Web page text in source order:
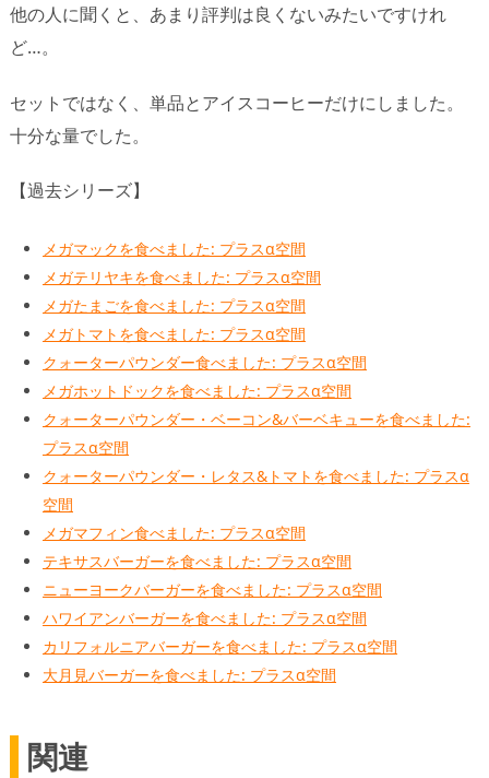
他の人に聞くと、あまり評判は良くないみたいですけれ
ど…。
セットではなく、単品とアイスコーヒーだけにしました。
十分な量でした。
【過去シリーズ】
メガマックを食べました: プラスα空間
メガテリヤキを食べました: プラスα空間
メガたまごを食べました: プラスα空間
メガトマトを食べました: プラスα空間
クォーターパウンダー食べました: プラスα空間
メガホットドックを食べました: プラスα空間
クォーターパウンダー・ベーコン&バーベキューを食べました:
プラスα空間
クォーターパウンダー・レタス&トマトを食べました: プラスα
空間
メガマフィン食べました: プラスα空間
テキサスバーガーを食べました: プラスα空間
ニューヨークバーガーを食べました: プラスα空間
ハワイアンバーガーを食べました: プラスα空間
カリフォルニアバーガーを食べました: プラスα空間
大月見バーガーを食べました: プラスα空間
関連